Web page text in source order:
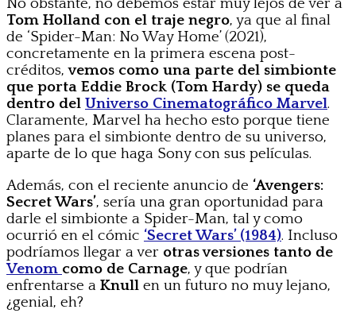
No obstante, no debemos estar muy lejos de ver a
Tom Holland con el traje negro, ya que al final
de ‘Spider-Man: No Way Home’ (2021),
concretamente en la primera escena post-
créditos,vemos como una parte del simbionte
que porta Eddie Brock (Tom Hardy) se queda
dentro del Universo Cinematográfico Marvel.
Claramente, Marvel ha hecho esto porque tiene
planes para el simbionte dentro de su universo,
aparte de lo que haga Sony con sus películas.
Además, con el reciente anuncio de ‘Avengers:
Secret Wars’, sería una gran oportunidad para
darle el simbionte a Spider-Man, tal y como
ocurrió en el cómic ‘Secret Wars’ (1984). Incluso
podríamos llegar a ver otras versiones tanto de
Venom como de Carnage, y que podrían
enfrentarse a Knull en un futuro no muy lejano,
¿genial, eh?